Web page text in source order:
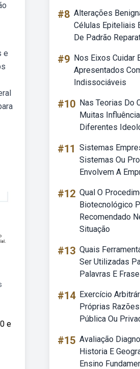
e
e
#8 Alterações
Células Epiteliais
De Padrão
#9 Nos Eixos Cuidar
Apresentados
Indissociáveis
#10 Nas Teorias Do
Muitas
Diferentes
#11 Sistemas
Sistemas Ou
Envolvem A
#12 Qual O
Biotecnológico
Recomendado
Situação
#13 Quais
Ser Utilizadas
Palavras E
#14 Exercício
Próprias
Pública Ou
#15 Avaliação
Historia E
Ensino